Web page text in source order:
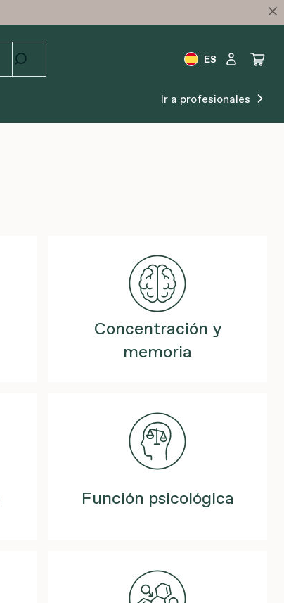
ES
Ir a profesionales
Concentración y
memoria
Función psicológica